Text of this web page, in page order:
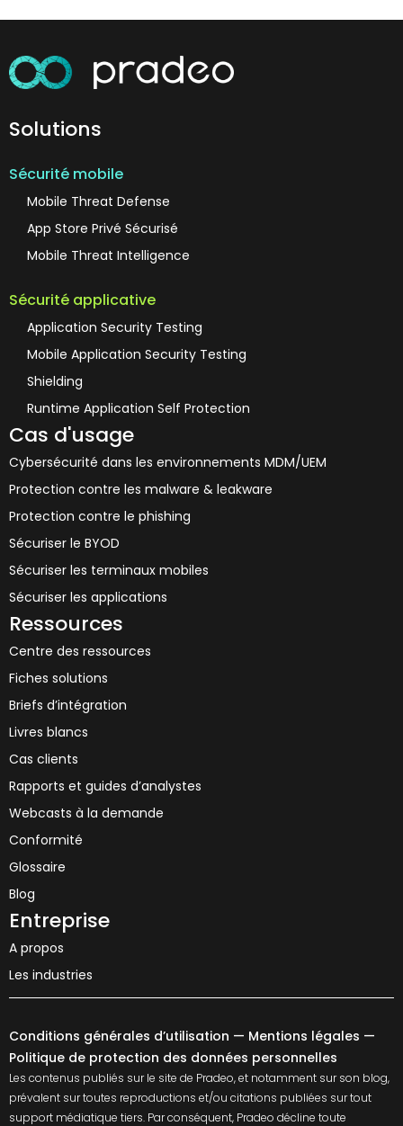
Solutions
Sécurité mobile
Mobile Threat Defense
App Store Privé Sécurisé
Mobile Threat Intelligence
Sécurité applicative
Application Security Testing
Mobile Application Security Testing
Shielding
Runtime Application Self Protection
Cas d'usage
Cybersécurité dans les environnements MDM/UEM
Protection contre les malware & leakware
Protection contre le phishing
Sécuriser le BYOD
Sécuriser les terminaux mobiles
Sécuriser les applications
Ressources
Centre des ressources
Fiches solutions
Briefs d’intégration
Livres blancs
Cas clients
Rapports et guides d’analystes
Webcasts à la demande
Conformité
Glossaire
Blog
Entreprise
A propos
Les industries
Conditions générales d’utilisation — Mentions légales —
Politique de protection des données personnelles
Les contenus publiés sur le site de Pradeo, et notamment sur son blog,
prévalent sur toutes reproductions et/ou citations publiées sur tout
support médiatique tiers. Par conséquent, Pradeo décline toute